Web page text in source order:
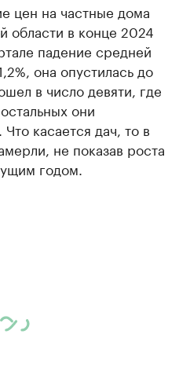
цен на частные дома
области в конце 2024
падение средней
она опустилась до
в число девяти, где
они
касается дач, то в
не показав роста
годом.